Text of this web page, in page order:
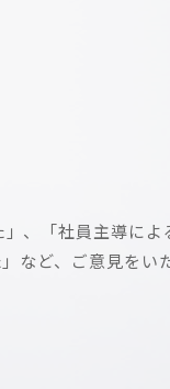
、「社員主導によ
など、ご意見をい